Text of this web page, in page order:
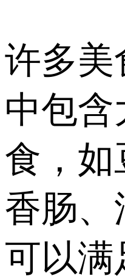
许多美
中包含
食，如
香肠、
可以满